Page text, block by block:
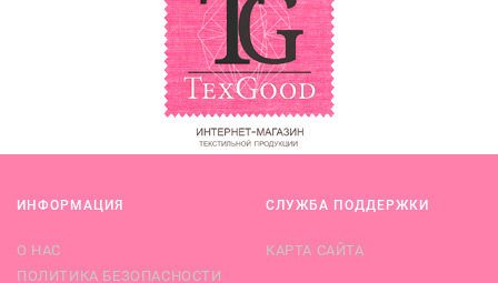
ИНФОРМАЦИЯ
О НАС
ПОЛИТИКА БЕЗОПАСНОСТИ
СЛУЖБА ПОДДЕРЖКИ
КАРТА САЙТА